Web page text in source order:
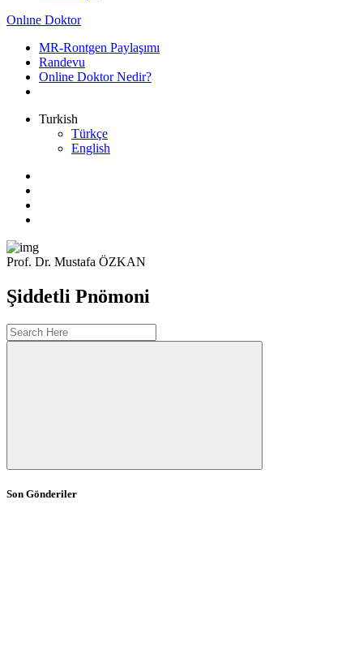
Onlıne Doktor
MR-Rontgen Paylaşımı
Randevu
Online Doktor Nedir?
Turkish
Türkçe
English
Prof. Dr. Mustafa ÖZKAN
Şiddetli Pnömoni
Son Gönderiler